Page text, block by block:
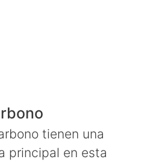
tienen una
principal en esta